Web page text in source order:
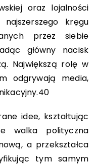
oraz lojalności
kręgu
przez siebie
główny nacisk
Największą rolę w
odgrywają media,
40
idee, kształtując
walka polityczna
a przekształca
tym samym